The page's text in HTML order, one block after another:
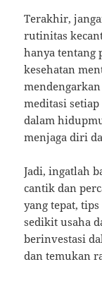
Terakhir,
rutinitas
hanya tentang
kesehatan
meditasi
dalam
menjaga diri
Jadi, ingatlah
cantik dan
yang tepat,
sedikit usaha
berinvestasi
dan temukan